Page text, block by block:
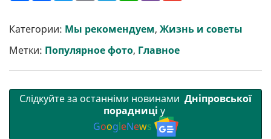
р
и
т
и
b
o
o
k
t
e
r
l g
r
a
m
s
A
p
p
r l
Категории: Мы рекомендуем, Жизнь и советы
Метки: Популярное фото, Главное
Слідкуйте за останніми новинами Дніпровської
порадниці у
GoogleNews